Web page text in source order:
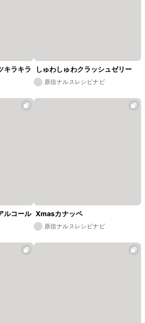
キラキラ
しゅわしゅわクラッシュゼリー
原信ナルスレシピナビ
ルコール Xmasカナッペ
原信ナルスレシピナビ